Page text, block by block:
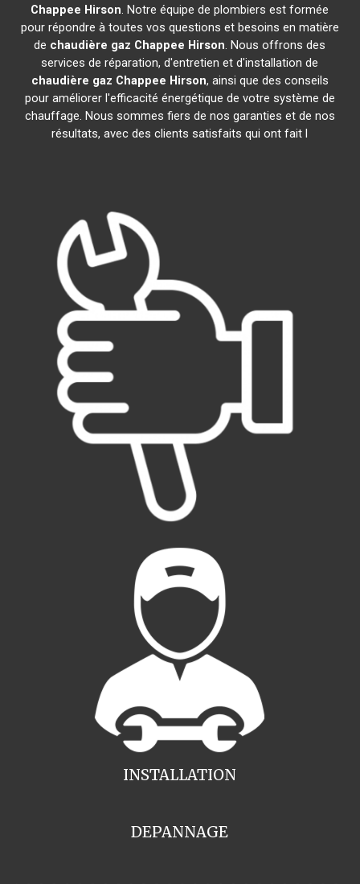
Chappee Hirson. Notre équipe de plombiers est formée
pour répondre à toutes vos questions et besoins en matière
de chaudière gaz Chappee Hirson. Nous offrons des
services de réparation, d'entretien et d'installation de
chaudière gaz Chappee Hirson, ainsi que des conseils
pour améliorer l'efficacité énergétique de votre système de
chauffage. Nous sommes fiers de nos garanties et de nos
résultats, avec des clients satisfaits qui ont fait l
INSTALLATION
DEPANNAGE